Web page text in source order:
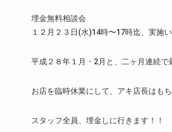
埋金無料相談会
１２月２３日(水)14時〜17時迄、実施
平成２８年１月・2月と、二ヶ月連続で
お店を臨時休業にして、アキ店長はも
スタッフ全員、埋金しに行きます！！